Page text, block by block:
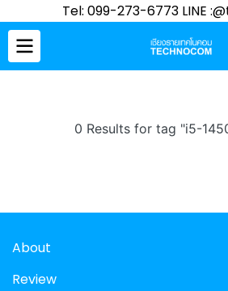
Tel: 099-273-6773 LINE
0 Results for tag "i5-
About
Review